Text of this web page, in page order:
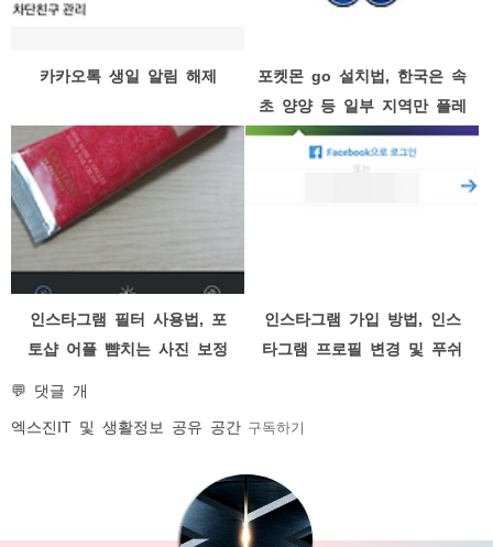
카카오톡 생일 알림 해제
포켓몬 go 설치법, 한국은 속
초 양양 등 일부 지역만 플레
이 가능
인스타그램 필터 사용법, 포
토샵 어플 뺨치는 사진 보정
인스타그램 가입 방법, 인스
타그램 프로필 변경 및 푸쉬
💬 댓글 개
엑스진 IT 및 생활정보 공유 공간 구독하기